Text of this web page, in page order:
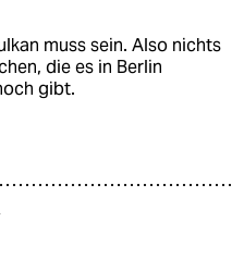
muss sein. Also nichts
die es in Berlin
gibt.